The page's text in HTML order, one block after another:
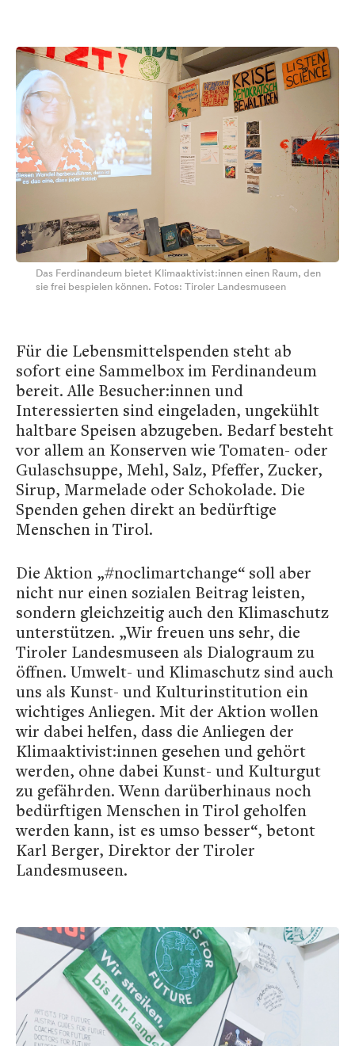
Das Ferdinandeum bietet Klimaaktivist:innen einen Raum, den
sie frei bespielen können. Fotos: Tiroler Landesmuseen
Für die Lebensmittelspenden steht ab
sofort eine Sammelbox im Ferdinandeum
bereit. Alle Besucher:innen und
Interessierten sind eingeladen, ungekühlt
haltbare Speisen abzugeben. Bedarf besteht
vor allem an Konserven wie Tomaten- oder
Gulaschsuppe, Mehl, Salz, Pfeffer, Zucker,
Sirup, Marmelade oder Schokolade. Die
Spenden gehen direkt an bedürftige
Menschen in Tirol.
Die Aktion „#noclimartchange“ soll aber
nicht nur einen sozialen Beitrag leisten,
sondern gleichzeitig auch den Klimaschutz
unterstützen. „Wir freuen uns sehr, die
Tiroler Landesmuseen als Dialograum zu
öffnen. Umwelt- und Klimaschutz sind auch
uns als Kunst- und Kulturinstitution ein
wichtiges Anliegen. Mit der Aktion wollen
wir dabei helfen, dass die Anliegen der
Klimaaktivist:innen gesehen und gehört
werden, ohne dabei Kunst- und Kulturgut
zu gefährden. Wenn darüberhinaus noch
bedürftigen Menschen in Tirol geholfen
werden kann, ist es umso besser“, betont
Karl Berger, Direktor der Tiroler
Landesmuseen.